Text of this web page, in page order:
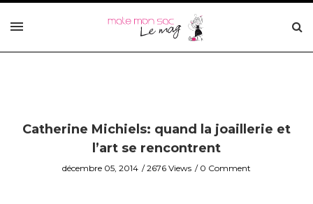
Catherine Michiels: quand la joaillerie et
l’art se rencontrent
décembre 05, 2014 2676 Views 0 Comment